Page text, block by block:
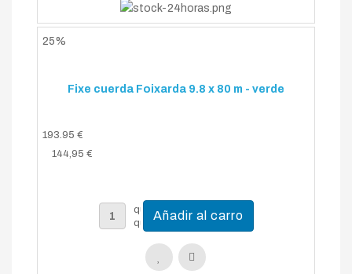
25%
Fixe cuerda Foixarda 9.8 x 80 m - verde
193.95 €
144,95 €